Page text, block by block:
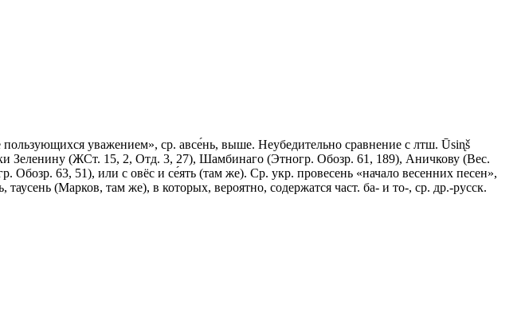
уважением», ср. авсе́нь, выше. Неубедительно сравнение с лтш. Ūsin̨š
Зеленину (ЖСт. 15, 2, Отд. 3, 27), Шамбинаго (Этногр. Обозр. 61, 189), Аничкову (Вес.
Обозр. 63, 51), или с овёс и се́ять (там же). Ср. укр. провесень «начало весенних песен»,
(Марков, там же), в которых, вероятно, содержатся част. ба- и то-, ср. др.-русск.